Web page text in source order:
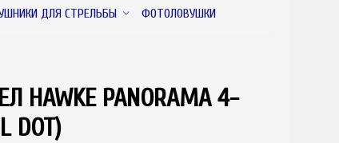
ДЛЯ СТРЕЛЬБЫ ФОТОЛОВУШКИ
товар отсутствует
HAWKE PANORAMA 4-
DOT)